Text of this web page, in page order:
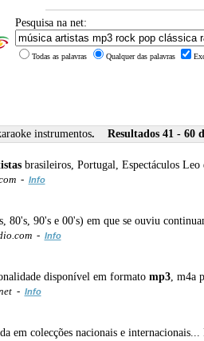
Pesquisa na net:
Todas as palavras Qualquer das palavras
instrumentos. Resultados 41 - 60
brasileiros, Portugal, Espectáculos Leo
- Info
80's, 90's e 00's) em que se ouviu
- Info
disponível em formato mp3, m4a
- Info
em colecções nacionais e